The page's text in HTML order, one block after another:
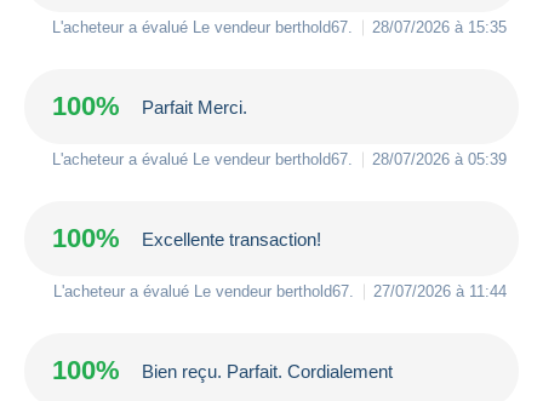
L'acheteur a évalué Le vendeur berthold67. 28/07/2026 à 15:35
100% Parfait Merci.
L'acheteur a évalué Le vendeur berthold67. 28/07/2026 à 05:39
100% Excellente transaction!
L'acheteur a évalué Le vendeur berthold67. 27/07/2026 à 11:44
100% Bien reçu. Parfait. Cordialement